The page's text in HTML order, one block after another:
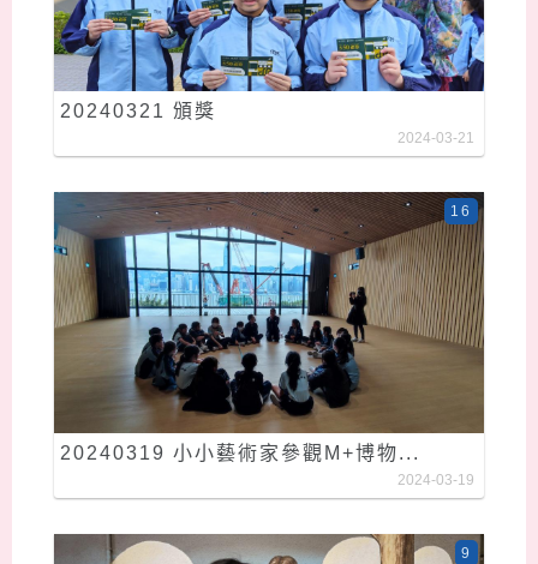
20240321 頒獎
2024-03-21
20240319 小小藝術家參觀M+博物...
16
2024-03-19
9